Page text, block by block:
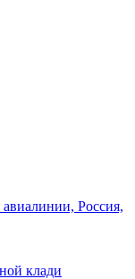
Россия,
клади